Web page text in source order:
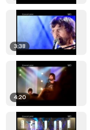
3:38
4:20